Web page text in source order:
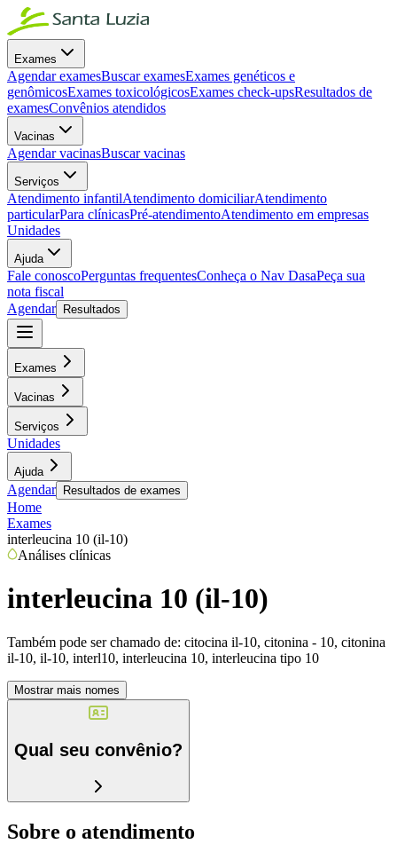
Exames
Agendar examesBuscar examesExames genéticos e
genômicosExames toxicológicosExames check-upsResultados de
examesConvênios atendidos
Vacinas
Agendar vacinasBuscar vacinas
Serviços
Atendimento infantilAtendimento domiciliarAtendimento
particularPara clínicasPré-atendimentoAtendimento em empresas
Unidades
Ajuda
Fale conoscoPerguntas frequentesConheça o Nav DasaPeça sua
nota fiscal
Agendar
Resultados
Exames
Vacinas
Serviços
Unidades
Ajuda
Agendar Resultados de exames
Home
Exames
interleucina 10 (il-10)
Análises clínicas
interleucina 10 (il-10)
Também pode ser chamado de: citocina il-10, citonina - 10, citonina
il-10, il-10, interl10, interleucina 10, interleucina tipo 10
Mostrar mais nomes
Qual seu convênio?
Sobre o atendimento